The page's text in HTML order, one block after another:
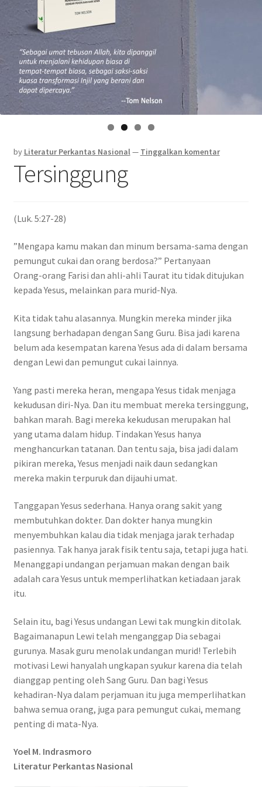
by Literatur Perkantas Nasional— Tinggalkan komentar
Tersinggung
(Luk. 5:27-28)
”Mengapa kamu makan dan minum bersama-sama dengan
pemungut cukai dan orang berdosa?” Pertanyaan
Orang-orang Farisi dan ahli-ahli Taurat itu tidak ditujukan
kepada Yesus, melainkan para murid-Nya.
Kita tidak tahu alasannya. Mungkin mereka minder jika
langsung berhadapan dengan Sang Guru. Bisa jadi karena
belum ada kesempatan karena Yesus ada di dalam bersama
dengan Lewi dan pemungut cukai lainnya.
Yang pasti mereka heran, mengapa Yesus tidak menjaga
kekudusan diri-Nya. Dan itu membuat mereka tersinggung,
bahkan marah. Bagi mereka kekudusan merupakan hal
yang utama dalam hidup. Tindakan Yesus hanya
menghancurkan tatanan. Dan tentu saja, bisa jadi dalam
pikiran mereka, Yesus menjadi naik daun sedangkan
mereka makin terpuruk dan dijauhi umat.
Tanggapan Yesus sederhana. Hanya orang sakit yang
membutuhkan dokter. Dan dokter hanya mungkin
menyembuhkan kalau dia tidak menjaga jarak terhadap
pasiennya. Tak hanya jarak fisik tentu saja, tetapi juga hati.
Menanggapi undangan perjamuan makan dengan baik
adalah cara Yesus untuk memperlihatkan ketiadaan jarak
itu.
Selain itu, bagi Yesus undangan Lewi tak mungkin ditolak.
Bagaimanapun Lewi telah menganggap Dia sebagai
gurunya. Masak guru menolak undangan murid! Terlebih
motivasi Lewi hanyalah ungkapan syukur karena dia telah
dianggap penting oleh Sang Guru. Dan bagi Yesus
kehadiran-Nya dalam perjamuan itu juga memperlihatkan
bahwa semua orang, juga para pemungut cukai, memang
penting di mata-Nya.
Yoel M. Indrasmoro
Literatur Perkantas Nasional